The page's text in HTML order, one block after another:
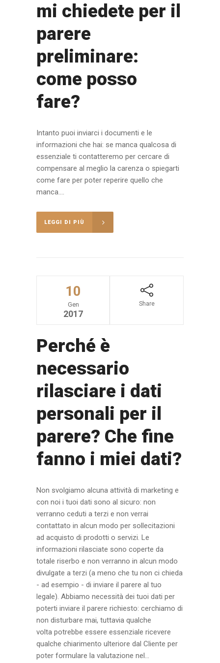
mi chiedete per il
parere
preliminare:
come posso
fare?
Intanto puoi inviarci i documenti e le
informazioni che hai: se manca qualcosa di
essenziale ti contatteremo per cercare di
compensare al meglio la carenza o spiegarti
come fare per poter reperire quello che
manca....
LEGGI DI PIÙ
10
Gen
2017
Share
Perché è
necessario
rilasciare i dati
personali per il
parere? Che fine
fanno i miei dati?
Non svolgiamo alcuna attività di marketing e
con noi i tuoi dati sono al sicuro: non
verranno ceduti a terzi e non verrai
contattato in alcun modo per sollecitazioni
ad acquisto di prodotti o servizi. Le
informazioni rilasciate sono coperte da
totale riserbo e non verranno in alcun modo
divulgate a terzi (a meno che tu non ci chieda
- ad esempio - di inviare il parere al tuo
legale). Abbiamo necessità dei tuoi dati per
poterti inviare il parere richiesto: cerchiamo di
non disturbare mai, tuttavia qualche
volta potrebbe essere essenziale ricevere
qualche chiarimento ulteriore dal Cliente per
poter formulare la valutazione nel...